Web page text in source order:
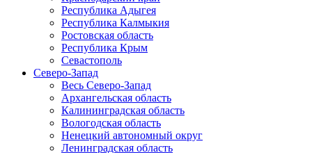
Республика Адыгея
Республика Калмыкия
Ростовская область
Республика Крым
Севастополь
Северо-Запад
Весь Северо-Запад
Архангельская область
Калининградская область
Вологодская область
Ненецкий автономный округ
Ленинградская область